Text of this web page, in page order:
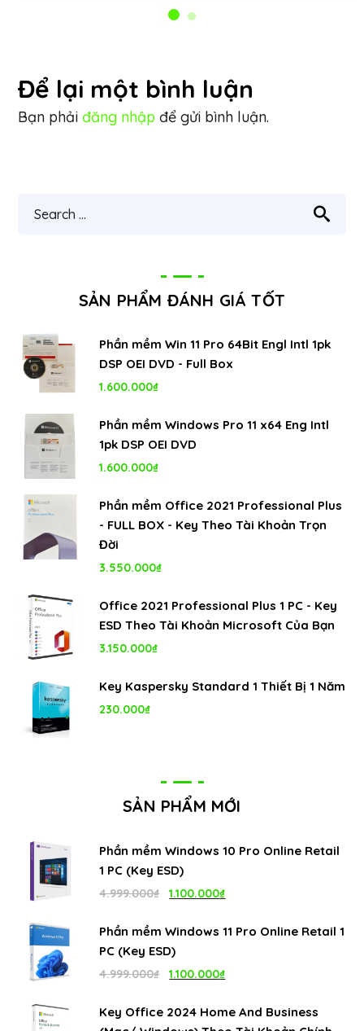
Để lại một bình luận
Bạn phảiđăng nhập để gửi bình luận.
SẢN PHẨM ĐÁNH GIÁ TỐT
Phần mềm Win 11 Pro 64Bit Engl Intl 1pk
DSP OEI DVD - Full Box
1.600.000₫
Phần mềm Windows Pro 11 x64 Eng Intl
1pk DSP OEI DVD
1.600.000₫
Phần mềm Office 2021 Professional Plus
- FULL BOX - Key Theo Tài Khoản Trọn
Đời
3.550.000₫
Office 2021 Professional Plus 1 PC - Key
ESD Theo Tài Khoản Microsoft Của Bạn
3.150.000₫
Key Kaspersky Standard 1 Thiết Bị 1 Năm
230.000₫
SẢN PHẨM MỚI
Phần mềm Windows 10 Pro Online Retail
1 PC (Key ESD)
4.999.000₫
Giá
là:
1.100.000₫
tại
Phần mềm Windows 11 Pro Online Retail 1
PC (Key ESD)
4.999.000₫
Giá
là:
1.100.000₫
tại
Key Office 2024 Home And Business